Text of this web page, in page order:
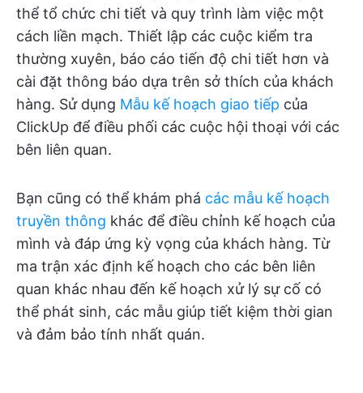
thể tổ chức chi tiết và quy trình làm việc một
cách liền mạch. Thiết lập các cuộc kiểm tra
thường xuyên, báo cáo tiến độ chi tiết hơn và
cài đặt thông báo dựa trên sở thích của khách
hàng. Sử dụng Mẫu kế hoạch giao tiếp của
ClickUp để điều phối các cuộc hội thoại với các
bên liên quan.
Bạn cũng có thể khám phá các mẫu kế hoạch
truyền thông khác để điều chỉnh kế hoạch của
mình và đáp ứng kỳ vọng của khách hàng. Từ
ma trận xác định kế hoạch cho các bên liên
quan khác nhau đến kế hoạch xử lý sự cố có
thể phát sinh, các mẫu giúp tiết kiệm thời gian
và đảm bảo tính nhất quán.